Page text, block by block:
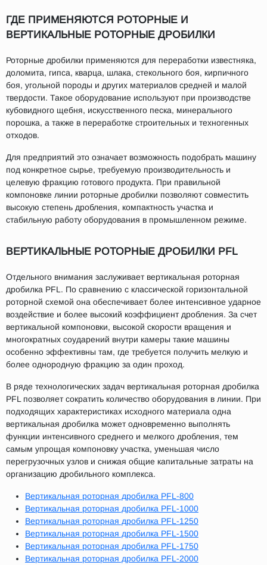
ГДЕ ПРИМЕНЯЮТСЯ РОТОРНЫЕ И
ВЕРТИКАЛЬНЫЕ РОТОРНЫЕ ДРОБИЛКИ
Роторные дробилки применяются для переработки известняка,
доломита, гипса, кварца, шлака, стекольного боя, кирпичного
боя, угольной породы и других материалов средней и малой
твердости. Такое оборудование используют при производстве
кубовидного щебня, искусственного песка, минерального
порошка, а также в переработке строительных и техногенных
отходов.
Для предприятий это означает возможность подобрать машину
под конкретное сырье, требуемую производительность и
целевую фракцию готового продукта. При правильной
компоновке линии роторные дробилки позволяют совместить
высокую степень дробления, компактность участка и
стабильную работу оборудования в промышленном режиме.
ВЕРТИКАЛЬНЫЕ РОТОРНЫЕ ДРОБИЛКИ PFL
Отдельного внимания заслуживает вертикальная роторная
дробилка PFL. По сравнению с классической горизонтальной
роторной схемой она обеспечивает более интенсивное ударное
воздействие и более высокий коэффициент дробления. За счет
вертикальной компоновки, высокой скорости вращения и
многократных соударений внутри камеры такие машины
особенно эффективны там, где требуется получить мелкую и
более однородную фракцию за один проход.
В ряде технологических задач вертикальная роторная дробилка
PFL позволяет сократить количество оборудования в линии. При
подходящих характеристиках исходного материала одна
вертикальная дробилка может одновременно выполнять
функции интенсивного среднего и мелкого дробления, тем
самым упрощая компоновку участка, уменьшая число
перегрузочных узлов и снижая общие капитальные затраты на
организацию дробильного комплекса.
Вертикальная роторная дробилка PFL-800
Вертикальная роторная дробилка PFL-1000
Вертикальная роторная дробилка PFL-1250
Вертикальная роторная дробилка PFL-1500
Вертикальная роторная дробилка PFL-1750
Вертикальная роторная дробилка PFL-2000